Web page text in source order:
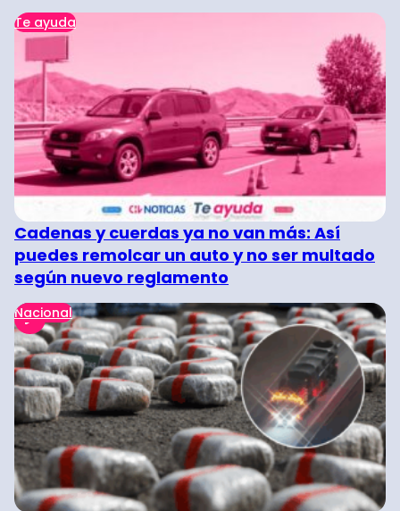
Te ayuda
Cadenas y cuerdas ya no van más: Así
puedes remolcar un auto y no ser multado
según nuevo reglamento
Nacional